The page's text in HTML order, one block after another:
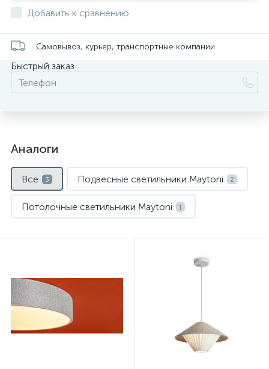
Добавить к сравнению
Самовывоз, курьер, транспортные компании
Быстрый заказ
Аналоги
Все 3 Подвесные светильники Maytoni 2
Потолочные светильники Maytoni 1